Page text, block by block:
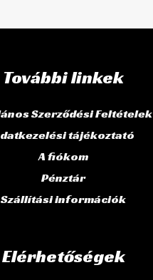
További linkek
Szerződési Feltételek
tájékoztató
A fiókom
Pénztár
Szállítási információk
Elérhetőségek